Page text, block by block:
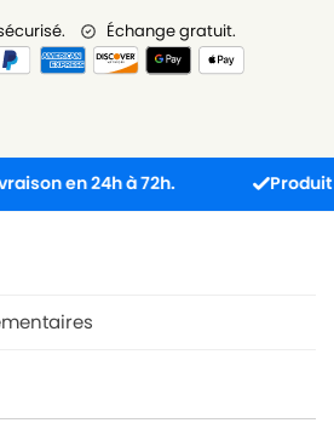
Échange gratuit.
en 24h à 72h. Produit